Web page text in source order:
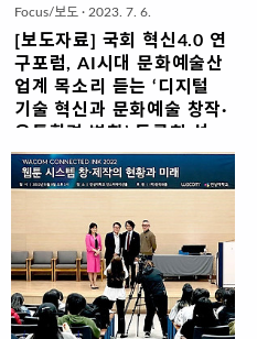
화전공 교수)·김정영 만화연구가(연성
대 웹툰만화콘텐츠학과 교수)가 임명
됐다.박세현 회장은 “이 협회는 웹툰
종주국으로서 미디어 환경의 변화 속
국내외 웹툰 산업의 성장을 위해 설립
됐다”며 “만화웹툰에 대한 토론의 장
을 열고 평론가들과 일반 대중 사이의
문화적 소통을 늘릴 예정”이라고 말했
다.이어 박 회..
Focus/보도 · 2023. 7. 6.
[보도자료] 국회 혁신4.0 연
구포럼, AI시대 문화예술산
업계 목소리 듣는 ‘디지털
기술 혁신과 문화예술 창작·
유통환경 변화’ 토론회 성
료, 2023.06.28
국회 혁신 4.0 연구포럼은 디지털 기
화를 주제로 열린 하계 세미나 2차 토
론회가 성료됐다고 밝혔다. 28일 국
회 혁신 4.0 연구포럼에 따르면 전날
열린 토론회에는 대표의원을 맡은 이
종배 의원, 연구책임의원인 김승수 의